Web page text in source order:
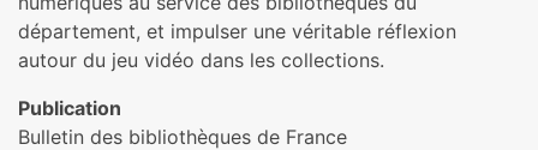
département, et impulser une véritable réflexion
autour du jeu vidéo dans les collections.
Publication
Bulletin des bibliothèques de France